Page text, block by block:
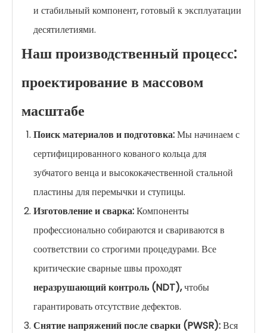
и стабильный компонент, готовый к эксплуатации
десятилетиями.
Наш производственный процесс:
проектирование в массовом
масштабе
Поиск материалов и подготовка:Мы начинаем с
сертифицированного кованого кольца для
зубчатого венца и высококачественной стальной
пластины для перемычки и ступицы.
Изготовление и сварка:Компоненты
профессионально собираются и свариваются в
соответствии со строгими процедурами. Все
критические сварные швы проходят
неразрушающий контроль (NDT),чтобы
гарантировать отсутствие дефектов.
Снятие напряжений после сварки (PWSR):Вся